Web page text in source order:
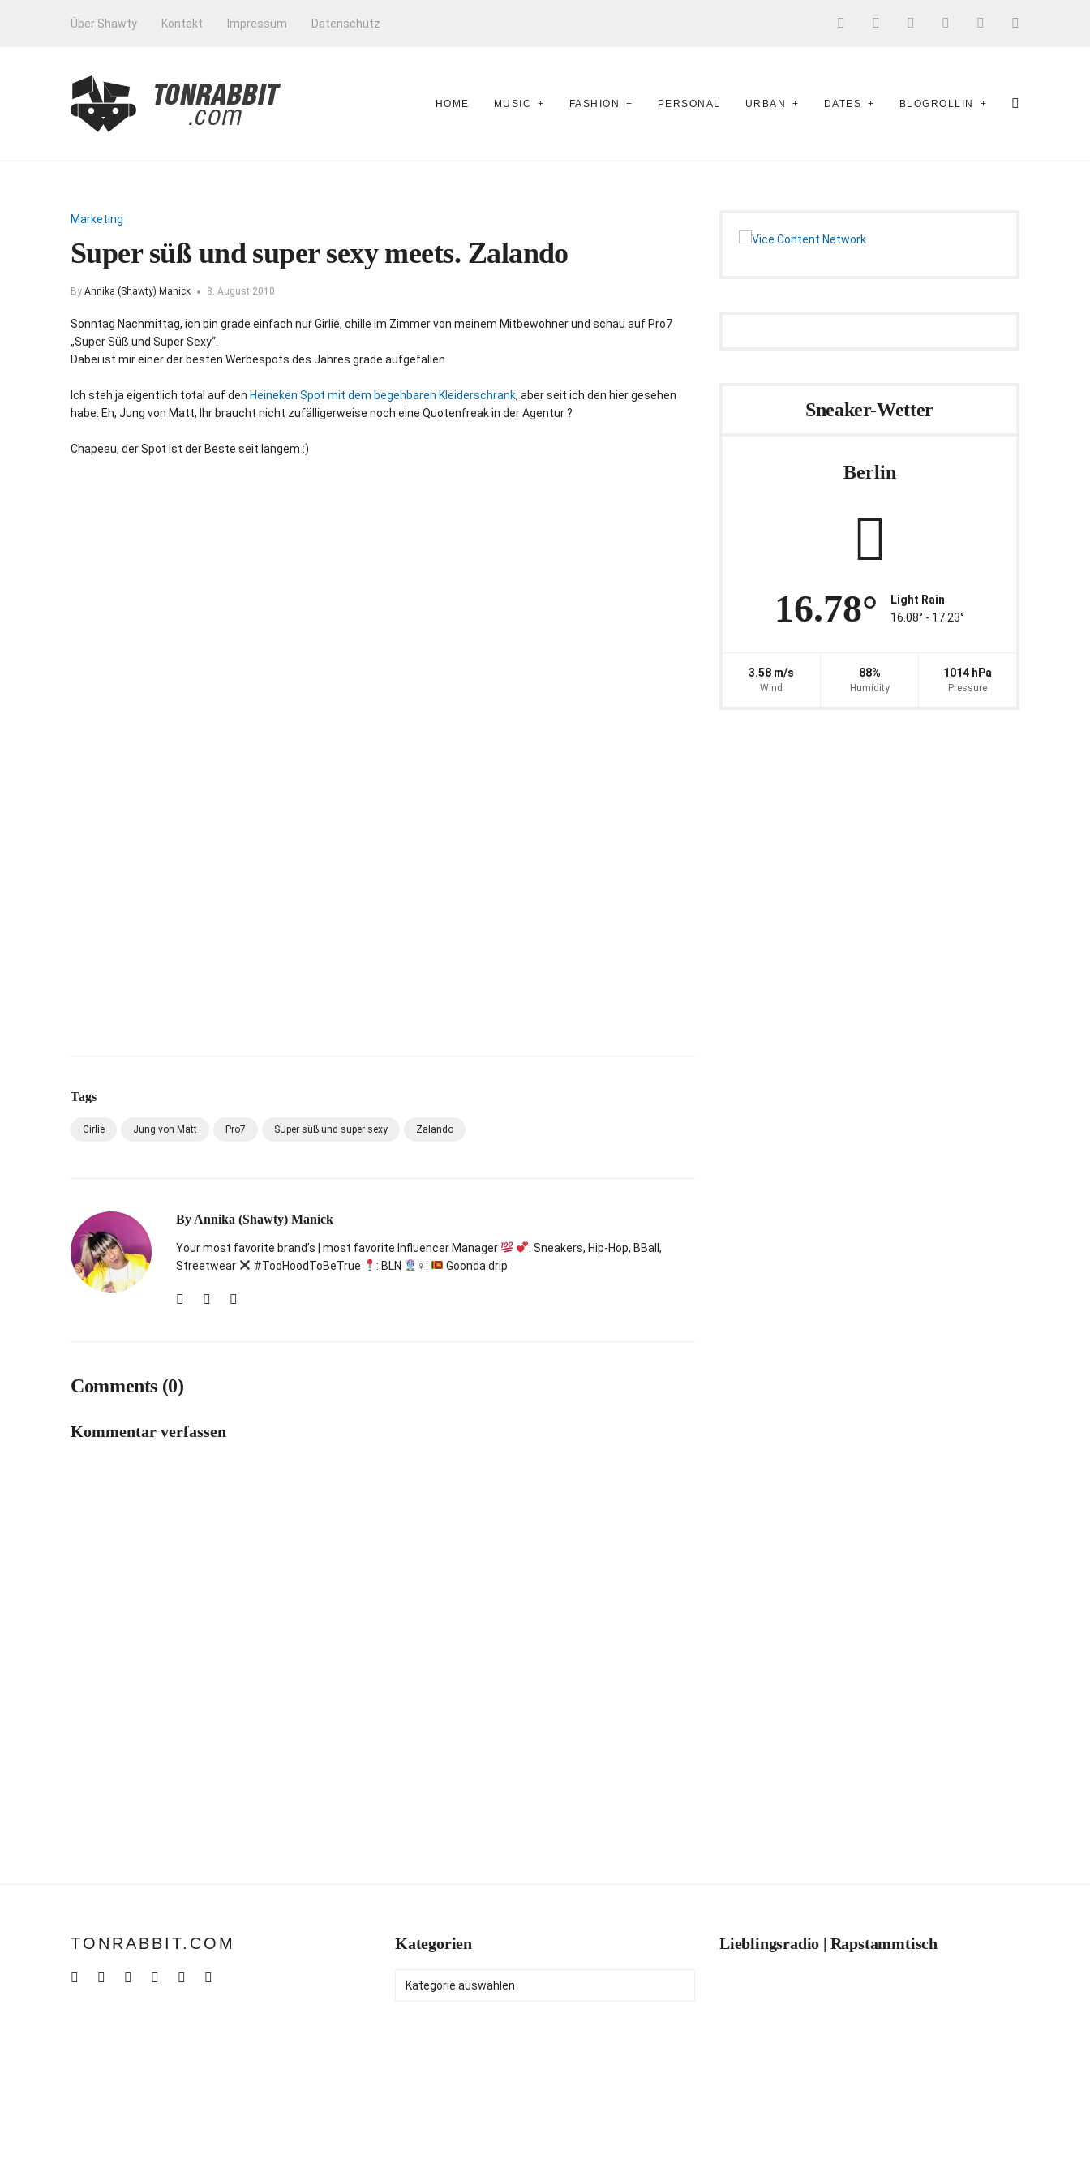
Über Shawty Kontakt Impressum Datenschutz
HOME MUSIC FASHION PERSONAL URBAN DATES BLOGROLLIN
Marketing
Super süß und super sexy meets. Zalando
By Annika (Shawty) Manick 8. August 2010
Sonntag Nachmittag, ich bin grade einfach nur Girlie, chille im Zimmer von meinem Mitbewohner und schau auf Pro7
„Super Süß und Super Sexy“.
Dabei ist mir einer der besten Werbespots des Jahres grade aufgefallen
Ich steh ja eigentlich total auf den Heineken Spot mit dem begehbaren Kleiderschrank, aber seit ich den hier gesehen
habe: Eh, Jung von Matt, Ihr braucht nicht zufälligerweise noch eine Quotenfreak in der Agentur ?
Chapeau, der Spot ist der Beste seit langem :)
Tags
Girlie Jung von Matt Pro7 SUper süß und super sexy Zalando
By Annika (Shawty) Manick
Your most favorite brand’s | most favorite Influencer Manager
: Sneakers, Hip-Hop, BBall,
Streetwear
#TooHoodToBeTrue : BLN ‍♀: Goonda drip
Comments (0)
Kommentar verfassen
Sneaker-Wetter
Berlin
16.78°
Light Rain
16.08° ‐ 17.23°
3.58 m/s
Wind
88%
Humidity
1014 hPa
Pressure
Kategorien Lieblingsradio | Rapstammtisch
TONRABBIT.COM